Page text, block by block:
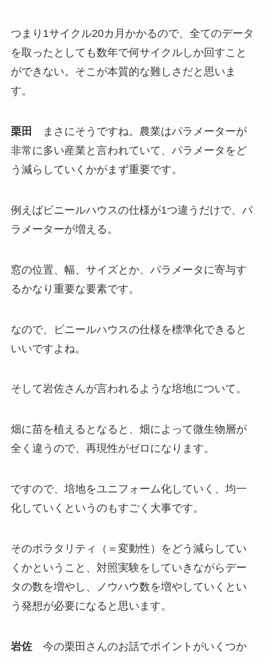
つまり1サイクル20カ月かかるので、全てのデータ
を取ったとしても数年で何サイクルしか回すこと
ができない。そこが本質的な難しさだと思いま
す。
栗田
まさにそうですね。農業はパラメーターが
非常に多い産業と言われていて、パラメータをど
う減らしていくかがまず重要です。
例えばビニールハウスの仕様が1つ違うだけで、パ
ラメーターが増える。
窓の位置、幅、サイズとか、パラメータに寄与す
るかなり重要な要素です。
なので、ビニールハウスの仕様を標準化できると
いいですよね。
そして岩佐さんが言われるような培地について。
畑に苗を植えるとなると、畑によって微生物層が
全く違うので、再現性がゼロになります。
ですので、培地をユニフォーム化していく、均一
化していくというのもすごく大事です。
そのボラタリティ（＝変動性）をどう減らしてい
くかということ、対照実験をしていきながらデー
タの数を増やし、ノウハウ数を増やしていくとい
う発想が必要になると思います。
岩佐今の栗田さんのお話でポイントがいくつか